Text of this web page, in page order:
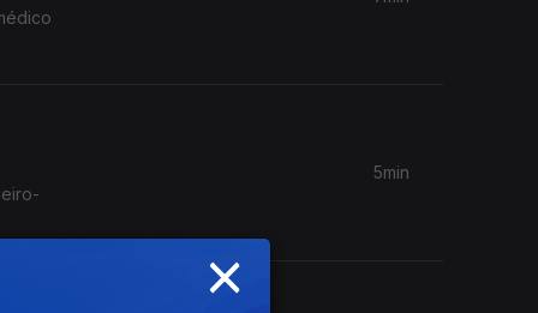
5min
×